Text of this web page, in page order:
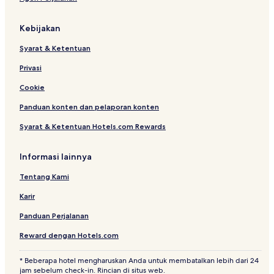
Kebijakan
Syarat & Ketentuan
Privasi
Cookie
Panduan konten dan pelaporan konten
Syarat & Ketentuan Hotels.com Rewards
Informasi lainnya
Tentang Kami
Karir
Panduan Perjalanan
Reward dengan Hotels.com
* Beberapa hotel mengharuskan Anda untuk membatalkan lebih dari 24
jam sebelum check-in. Rincian di situs web.